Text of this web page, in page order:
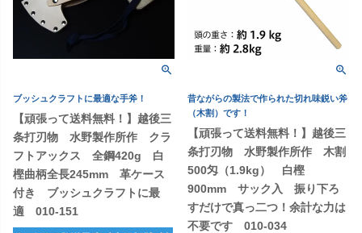
ブッシュクラフトに最適な手斧！
【頑張って送料無料！】越後三
条打刃物 水野製作所作 クラ
フトアックス 全鋼420g 白
樫曲柄全長245mm 革ケース
付き ブッシュクラフトに最
適 010-151
昔ながらの製法で作られた切れ味鋭い斧
（木割）です！
【頑張って送料無料！】越後三
条打刃物 水野製作所作 木割
500匁（1.9kg） 白樫
900mm サック入 振り下ろ
すだけで真っ二つ！余計な力は
不要です 010-034